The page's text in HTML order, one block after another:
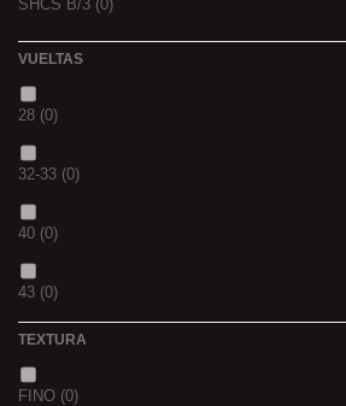
PIÑA
SCOPEX
TUTTI
FRESA
MIEL(0)
OCEAN LIVER
SHCS B/3 (0)
VUELTAS
28 (0)
32-33 (0)
40 (0)
43 (0)
TEXTURA
FINO (0)